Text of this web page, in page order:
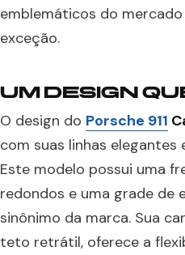
emblemáticos do
exceção.
UM DESIGN
O design do Porsche 911
com suas linhas elegantes
Este modelo possui uma
redondos e uma grade de
sinônimo da marca. Sua
teto retrátil, oferece a